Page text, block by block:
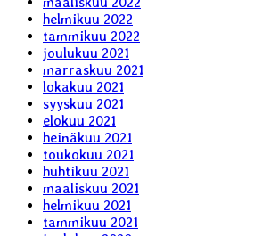
helmikuu 2022
tammikuu 2022
joulukuu 2021
marraskuu 2021
lokakuu 2021
syyskuu 2021
elokuu 2021
heinäkuu 2021
toukokuu 2021
huhtikuu 2021
maaliskuu 2021
helmikuu 2021
tammikuu 2021